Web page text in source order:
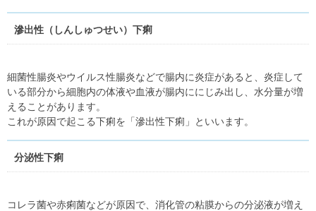
滲出性（しんしゅつせい）下痢
細菌性腸炎やウイルス性腸炎などで腸内に炎症があると、炎症して
いる部分から細胞内の体液や血液が腸内ににじみ出し、水分量が増
えることがあります。
これが原因で起こる下痢を「滲出性下痢」といいます。
分泌性下痢
コレラ菌や赤痢菌などが原因で、消化管の粘膜からの分泌液が増え